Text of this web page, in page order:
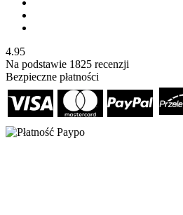
4.95
Na podstawie 1825 recenzji
Bezpieczne płatności